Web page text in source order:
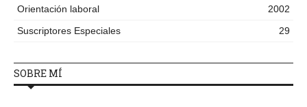
Orientación laboral
2002
Suscriptores Especiales
29
SOBRE MÍ